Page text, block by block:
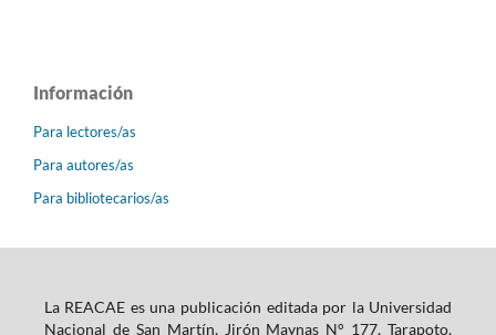
Información
Para lectores/as
Para autores/as
Para bibliotecarios/as
La REACAE es una publicación editada por la Universidad
Nacional de San Martín, Jirón Maynas N° 177, Tarapoto,